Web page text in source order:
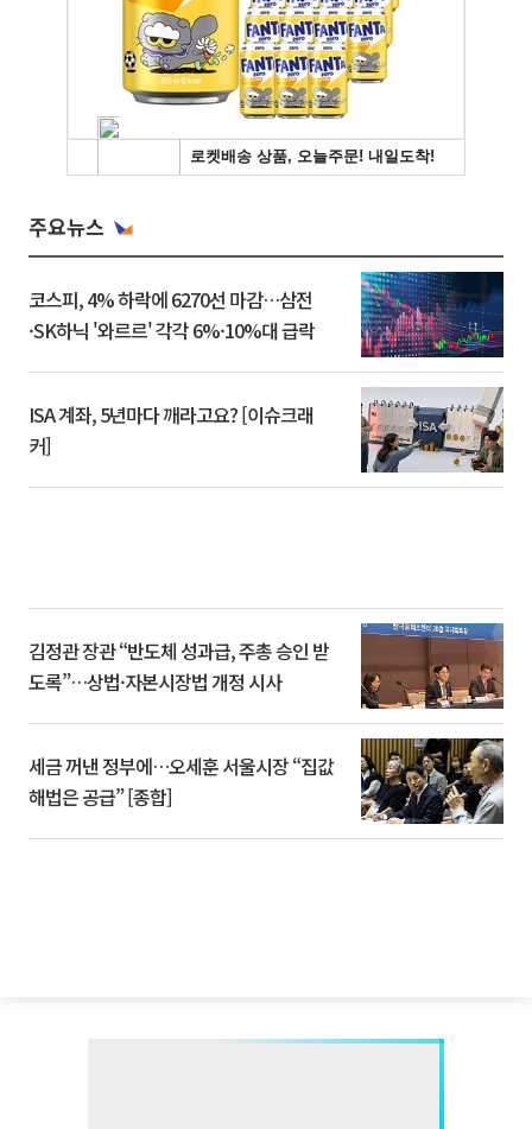
주요뉴스
코스피, 4% 하락에 6270선 마감…삼전
·SK하닉 '와르르' 각각 6%·10%대 급락
ISA 계좌, 5년마다 깨라고요? [이슈크래
커]
김정관 장관 “반도체 성과급, 주총 승인 받
도록”…상법·자본시장법 개정 시사
세금 꺼낸 정부에…오세훈 서울시장 “집값
해법은 공급” [종합]